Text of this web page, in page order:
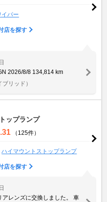
イパー
店を探す
2026/8/8 134,814 km
リッド）
ップランプ
（125件）
ハイマウントストップランプ
店を探す
レンズに交換しました。 車